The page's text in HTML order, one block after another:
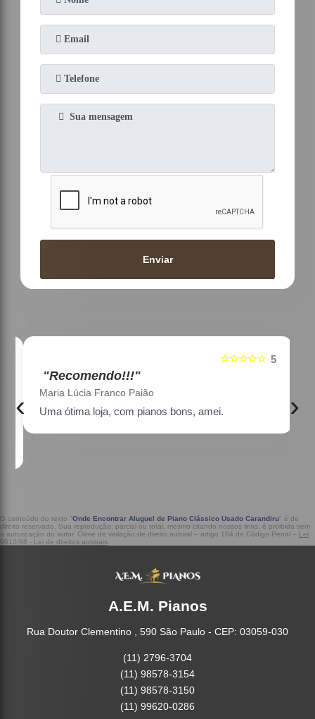
Enviar
5
☆☆☆☆☆
"Recomendo!!!"
Maria Lúcia Franco Paião
Uma ótima loja, com pianos bons, amei.
‹ ›
O conteúdo do texto "Onde Encontrar Aluguel de Piano Clássico Usado Carandiru" é de
direito reservado. Sua reprodução, parcial ou total, mesmo citando nossos links, é proibida sem
a autorização do autor. Crime de violação de direito autoral – artigo 184 do Código Penal – Lei
9610/98 - Lei de direitos autorais
A.E.M. Pianos
Rua Doutor Clementino , 590 São Paulo - CEP: 03059-030
(11) 2796-3704
(11) 98578-3154
(11) 98578-3150
(11) 99620-0286